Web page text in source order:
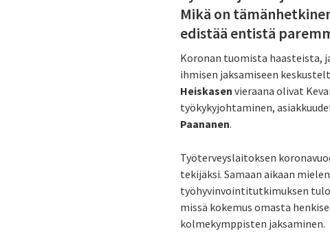
Mikä on
edistää entistä
Koronan tuomista haasteista,
ihmisen jaksamiseen
Heiskasen vieraana olivat
työkykyjohtaminen,
Paananen.
Työterveyslaitoksen
tekijäksi. Samaan aikaan
työhyvinvointitutkimuksen
missä kokemus omasta
kolmekymppisten jaksaminen.